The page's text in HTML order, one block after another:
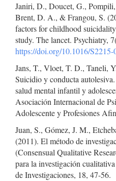
Janiri, D., Doucet, G.,
Brent, D. A., & Frangou, S.
factors for childhood
study. The lancet. Psychiatry,
https://doi.org/10.1016/
Jans, T., Vloet, T. D., Taneli,
Suicidio y conducta
salud mental infantil y
Asociación Internacional de
Adolescente y Profesiones
Juan, S., Gómez, J. M.,
(2011). El método de
(Consensual Qualitative
para la investigación
de Investigaciones, 18, 47-56.